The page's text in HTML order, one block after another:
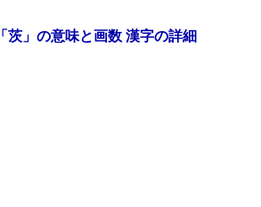
「茨」の意味と画数 漢字の詳細